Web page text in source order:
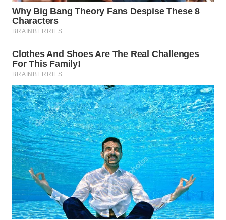
WN
WN
KARAWANG
WN
BEKASI
WN
BOGOR
WN
DEPOK
WN